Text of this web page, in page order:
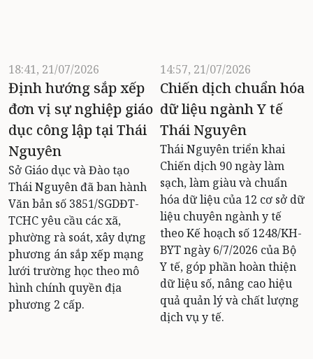
18:41, 21/07/2026
Định hướng sắp xếp
đơn vị sự nghiệp giáo
dục công lập tại Thái
Nguyên
Sở Giáo dục và Đào tạo
Thái Nguyên đã ban hành
Văn bản số 3851/SGDĐT-
TCHC yêu cầu các xã,
phường rà soát, xây dựng
phương án sắp xếp mạng
lưới trường học theo mô
hình chính quyền địa
phương 2 cấp.
14:57, 21/07/2026
Chiến dịch chuẩn hóa
dữ liệu ngành Y tế
Thái Nguyên
Thái Nguyên triển khai
Chiến dịch 90 ngày làm
sạch, làm giàu và chuẩn
hóa dữ liệu của 12 cơ sở dữ
liệu chuyên ngành y tế
theo Kế hoạch số 1248/KH-
BYT ngày 6/7/2026 của Bộ
Y tế, góp phần hoàn thiện
dữ liệu số, nâng cao hiệu
quả quản lý và chất lượng
dịch vụ y tế.